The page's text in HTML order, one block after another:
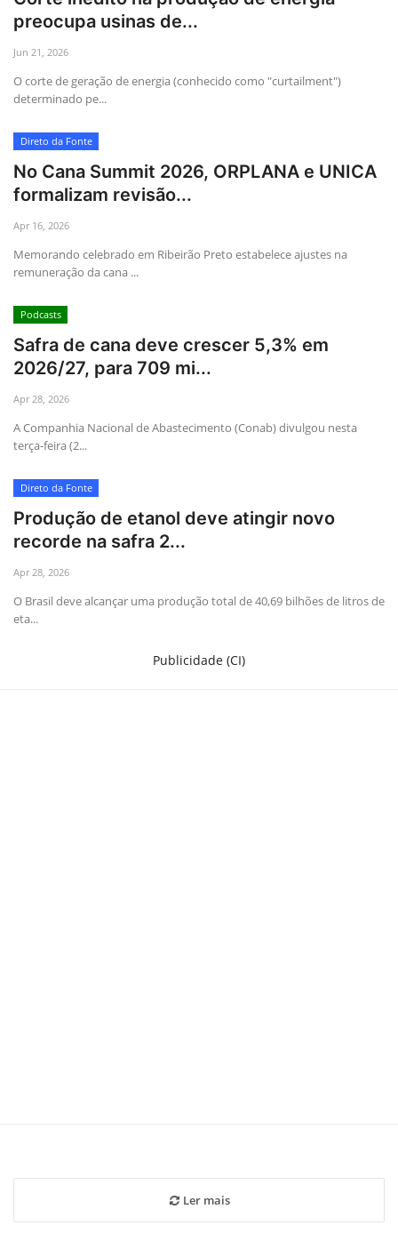
preocupa usinas de...
Jun 21, 2026
O corte de geração de energia (conhecido como "curtailment")
determinado pe...
Direto da Fonte
No Cana Summit 2026, ORPLANA e UNICA
formalizam revisão...
Apr 16, 2026
Memorando celebrado em Ribeirão Preto estabelece ajustes na
remuneração da cana ...
Podcasts
Safra de cana deve crescer 5,3% em
2026/27, para 709 mi...
Apr 28, 2026
A Companhia Nacional de Abastecimento (Conab) divulgou nesta
terça-feira (2...
Direto da Fonte
Produção de etanol deve atingir novo
recorde na safra 2...
Apr 28, 2026
O Brasil deve alcançar uma produção total de 40,69 bilhões de litros de
eta...
Publicidade (CI)
Ler mais